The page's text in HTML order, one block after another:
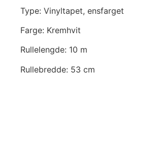
Type: Vinyltapet, ensfarget
Farge: Kremhvit
Rullelengde: 10 m
Rullebredde: 53 cm